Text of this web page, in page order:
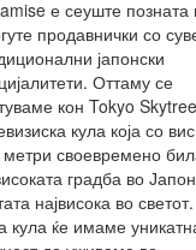
е сеуште позната
продавнички со
јапонски
Оттаму се
кон Tokyo
кула која со
своевремено
градба во
највисока во
кула ќе имаме